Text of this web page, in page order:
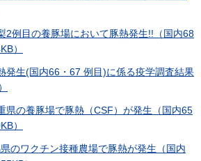
2例目の養豚場において豚熱発生!!（国内68
）
発生(国内66・67 例目)に係る疫学調査結果
県の養豚場で豚熱（CSF）が発生（国内65
）
のワクチン接種農場で豚熱が発生（国内